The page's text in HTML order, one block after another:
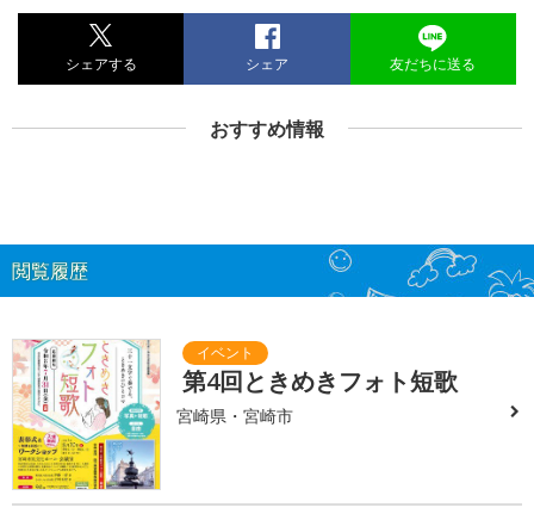
シェアする シェア 友だちに送る
おすすめ情報
閲覧履歴
第4回ときめきフォト短歌
宮崎県・宮崎市